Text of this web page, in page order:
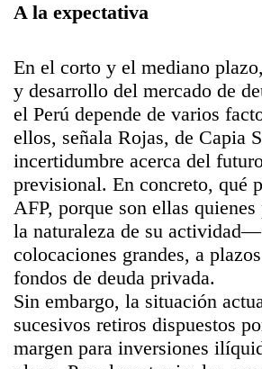
A la expectativa
En el corto y el mediano
y desarrollo del mercado de
el Perú depende de varios
ellos, señala Rojas, de Capia
incertidumbre acerca del
previsional. En concreto, qué
AFP, porque son ellas
la naturaleza de su
colocaciones grandes, a
fondos de deuda privada.
Sin embargo, la situación
sucesivos retiros dispuestos
margen para inversiones